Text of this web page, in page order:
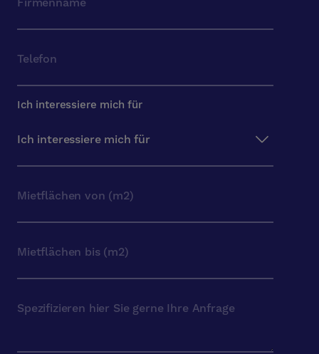
Ich interessiere mich für